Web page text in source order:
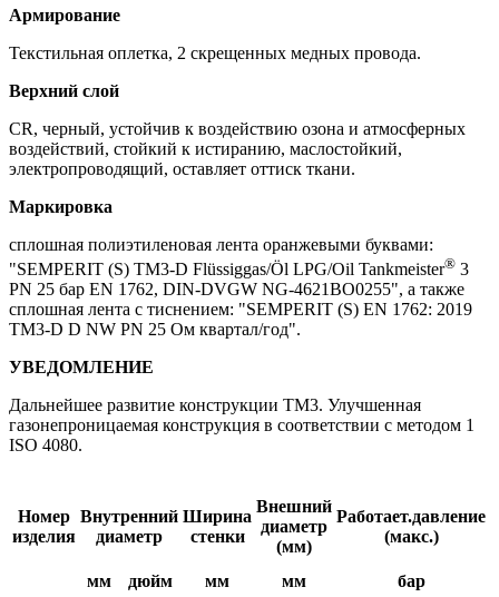
Армирование
Текстильная оплетка, 2 скрещенных медных провода.
Верхний слой
CR, черный, устойчив к воздействию озона и атмосферных
воздействий, стойкий к истиранию, маслостойкий,
электропроводящий, оставляет оттиск ткани.
Маркировка
сплошная полиэтиленовая лента оранжевыми буквами:
"SEMPERIT (S) TM3-D Flüssiggas/Öl LPG/Oil Tankmeister® 3
PN 25 бар EN 1762, DIN-DVGW NG-4621BO0255", а также
сплошная лента с тиснением: "SEMPERIT (S) EN 1762: 2019
TM3-D D NW PN 25 Ом квартал/год".
УВЕДОМЛЕНИЕ
Дальнейшее развитие конструкции TM3. Улучшенная
газонепроницаемая конструкция в соответствии с методом 1
ISO 4080.
Номер
изделия
Внутренний
диаметр
Ширина
стенки
Внешний
диаметр
(мм)
Работает.давление
(макс.)
мм дюйм мм мм
бар